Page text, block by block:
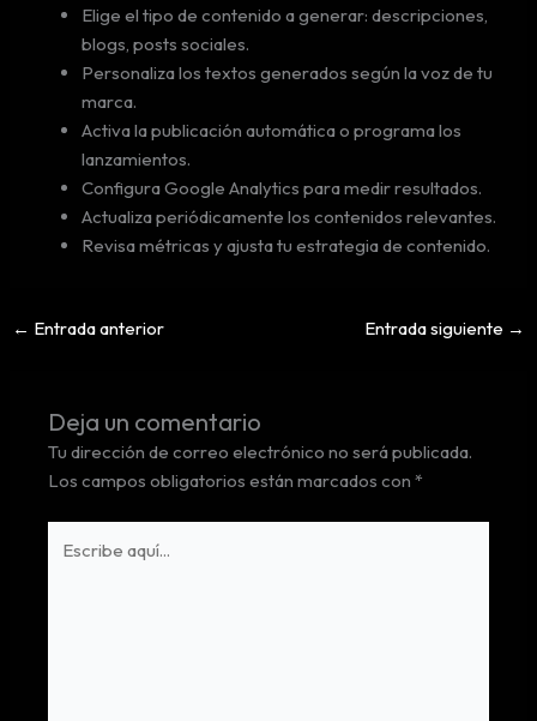
Elige el tipo de contenido a generar: descripciones,
blogs, posts sociales.
Personaliza los textos generados según la voz de tu
marca.
Activa la publicación automática o programa los
lanzamientos.
Configura Google Analytics para medir resultados.
Actualiza periódicamente los contenidos relevantes.
Revisa métricas y ajusta tu estrategia de contenido.
← Entrada anterior Entrada siguiente →
Deja un comentario
Tu dirección de correo electrónico no será publicada.
Los campos obligatorios están marcados con*
aquí...